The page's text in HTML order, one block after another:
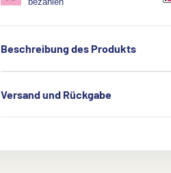
Beschreibung des Produkts
Versand und Rückgabe